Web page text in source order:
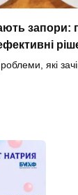
запори:
які